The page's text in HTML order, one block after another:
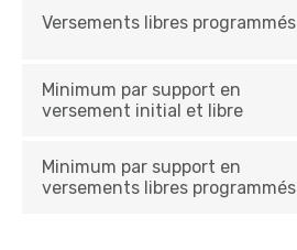
Versements libres programmés
Minimum par support en
versement initial et libre
Minimum par support en
versements libres programmés